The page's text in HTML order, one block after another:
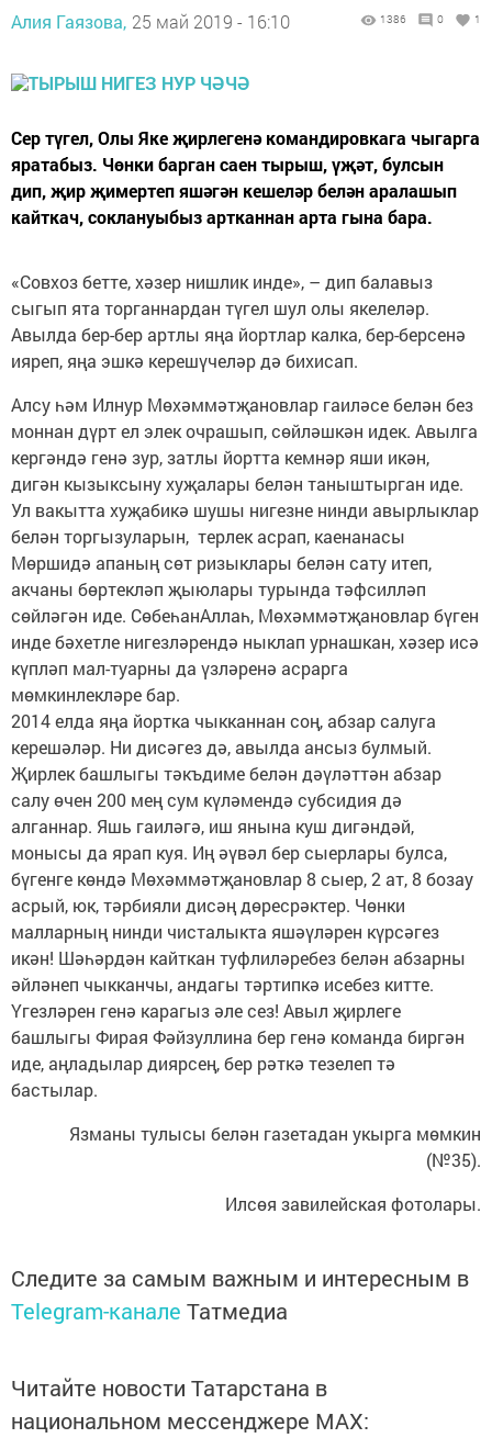
Алия Гаязова, 25 май 2019 - 16:10 1386 0 1
Сер түгел, Олы Яке җирлегенә командировкага чыгарга
яратабыз. Чөнки барган саен тырыш, үҗәт, булсын
дип, җир җимертеп яшәгән кешеләр белән аралашып
кайткач, соклануыбыз артканнан арта гына бара.
«Совхоз бетте, хәзер нишлик инде», – дип балавыз
сыгып ята торганнардан түгел шул олы якелеләр.
Авылда бер-бер артлы яңа йортлар калка, бер-берсенә
ияреп, яңа эшкә керешүчеләр дә бихисап.
Алсу һәм Илнур Мөхәммәтҗановлар гаиләсе белән без
моннан дүрт ел элек очрашып, сөйләшкән идек. Авылга
кергәндә генә зур, затлы йортта кемнәр яши икән,
дигән кызыксыну хуҗалары белән таныштырган иде.
Ул вакытта хуҗабикә шушы нигезне нинди авырлыклар
белән торгызуларын, терлек асрап, каенанасы
Мөршидә апаның сөт ризыклары белән сату итеп,
акчаны бөртекләп җыюлары турында тәфсилләп
сөйләгән иде. СөбеһанАллаһ, Мөхәммәтҗановлар бүген
инде бәхетле нигезләрендә ныклап урнашкан, хәзер исә
күпләп мал-туарны да үзләренә асрарга
мөмкинлекләре бар.
2014 елда яңа йортка чыкканнан соң, абзар салуга
керешәләр. Ни дисәгез дә, авылда ансыз булмый.
Җирлек башлыгы тәкъдиме белән дәүләттән абзар
салу өчен 200 мең сум күләмендә субсидия дә
алганнар. Яшь гаиләгә, иш янына куш дигәндәй,
монысы да ярап куя. Иң әүвәл бер сыерлары булса,
бүгенге көндә Мөхәммәтҗановлар 8 сыер, 2 ат, 8 бозау
асрый, юк, тәрбияли дисәң дөресрәктер. Чөнки
малларның нинди чисталыкта яшәүләрен күрсәгез
икән! Шәһәрдән кайткан туфлиләребез белән абзарны
әйләнеп чыкканчы, андагы тәртипкә исебез китте.
Үгезләрен генә карагыз әле сез! Авыл җирлеге
башлыгы Фирая Фәйзуллина бер генә команда биргән
иде, аңладылар диярсең, бер рәткә тезелеп тә
бастылар.
Язманы тулысы белән газетадан укырга мөмкин
(№35).
Илсөя завилейская фотолары.
Следите за самым важным и интересным в
Telegram-канале Татмедиа
Читайте новости Татарстана в
национальном мессенджере MАХ: